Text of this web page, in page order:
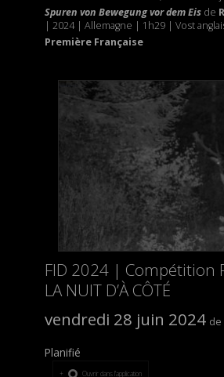
Spuren von Bewegung vor dem Eisde
| 2024 | Allemagne | 1h29 | Vost
Première Française
FID 2024 | Compétition
LA NUIT D’À CÔTÉ
vendredi 28 juin 2024
Planifié
Ouvrir dans l’application